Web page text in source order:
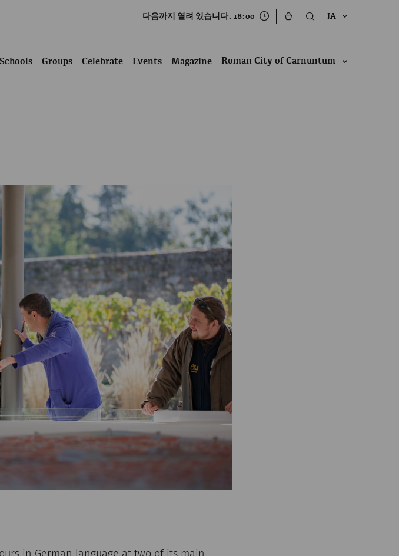
다음까지 열려 있습니다. 18:00 JA
Schools Groups Celebrate Events Magazine Roman City of Carnuntum